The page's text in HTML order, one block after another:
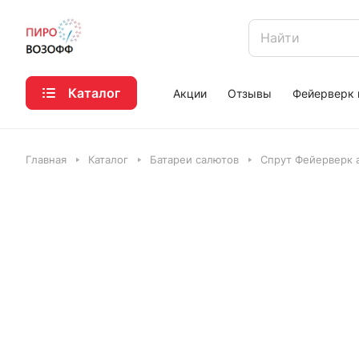
Каталог Акции Отзывы Фейерверк
Главная Каталог Батареи салютов Спрут Фейерверк